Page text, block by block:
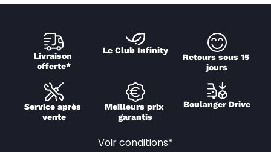
Livraison
offerte*
Le Club Infinity
Retours sous 15
jours
Service après
vente
Meilleurs prix
garantis
Boulanger Drive
Voir conditions*